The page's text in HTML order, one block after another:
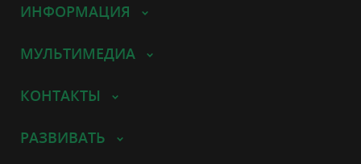
ИНФОРМАЦИЯ
МУЛЬТИМЕДИА
КОНТАКТЫ
РАЗВИВАТЬ